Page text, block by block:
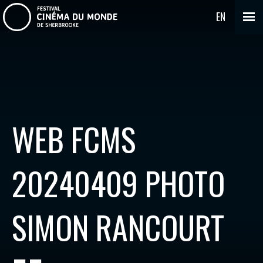
EN
WEB FCMS
20240409 PHOTO
SIMON RANCOURT